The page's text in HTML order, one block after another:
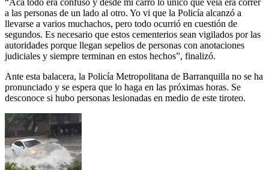
a las personas de un lado al otro. Yo vi que la Policía alcanzó a
llevarse a varios muchachos, pero todo ocurrió en cuestión de
segundos. Es necesario que estos cementerios sean vigilados por las
autoridades porque llegan sepelios de personas con anotaciones
judiciales y siempre terminan en estos hechos”, finalizó.
Ante esta balacera, la Policía Metropolitana de Barranquilla no se ha
pronunciado y se espera que lo haga en las próximas horas. Se
desconoce si hubo personas lesionadas en medio de este tiroteo.